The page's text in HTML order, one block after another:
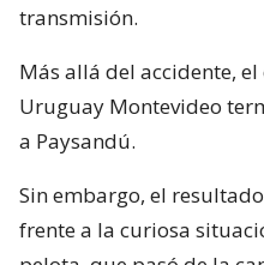
transmisión.
Más allá del accidente,
Uruguay Montevideo
a Paysandú.
Sin embargo, el
frente a la curiosa